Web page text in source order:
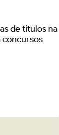
de títulos na
concursos